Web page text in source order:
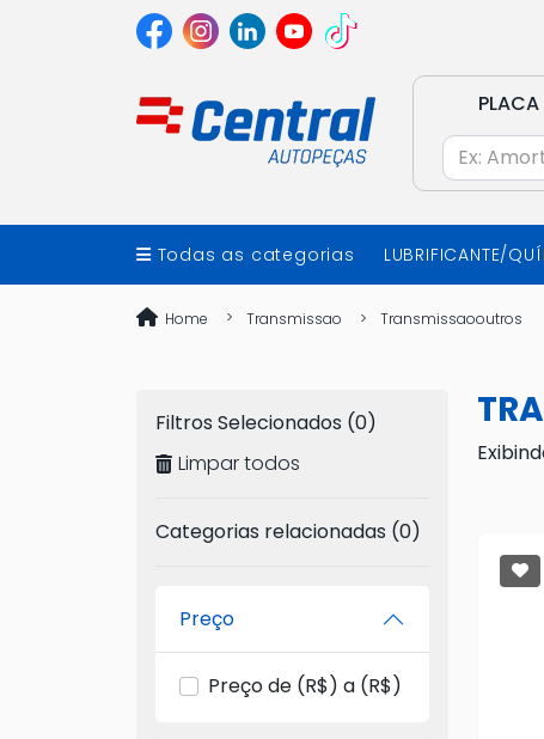
PLACA
Todas as categorias LUBRIFICANTE/
Home Transmissao Transmissaooutros
Filtros Selecionados (0)
Limpar todos
Categorias relacionadas (0)
Preço
Preço de (R$) a (R$)